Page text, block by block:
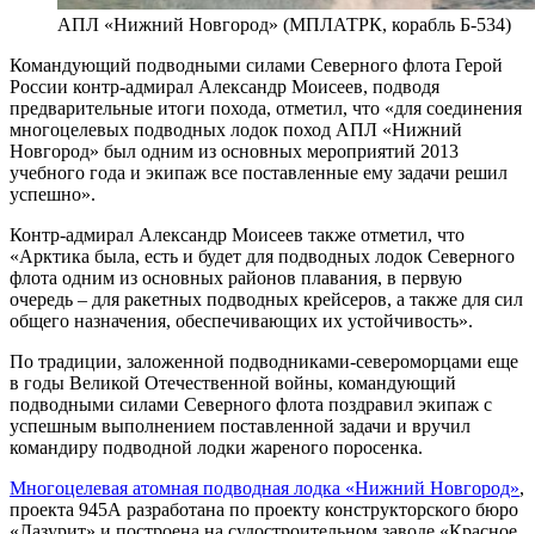
АПЛ «Нижний Новгород» (МПЛАТРК, корабль Б-534)
Командующий подводными силами Северного флота Герой
России контр-адмирал Александр Моисеев, подводя
предварительные итоги похода, отметил, что «для соединения
многоцелевых подводных лодок поход АПЛ «Нижний
Новгород» был одним из основных мероприятий 2013
учебного года и экипаж все поставленные ему задачи решил
успешно».
Контр-адмирал Александр Моисеев также отметил, что
«Арктика была, есть и будет для подводных лодок Северного
флота одним из основных районов плавания, в первую
очередь – для ракетных подводных крейсеров, а также для сил
общего назначения, обеспечивающих их устойчивость».
По традиции, заложенной подводниками-североморцами еще
в годы Великой Отечественной войны, командующий
подводными силами Северного флота поздравил экипаж с
успешным выполнением поставленной задачи и вручил
командиру подводной лодки жареного поросенка.
Многоцелевая атомная подводная лодка «Нижний Новгород»,
проекта 945А разработана по проекту конструкторского бюро